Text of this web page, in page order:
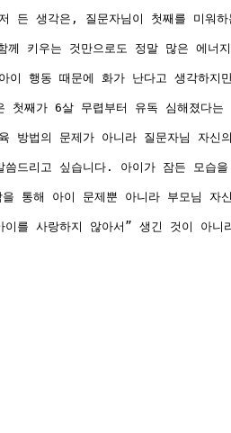
든 생각은, 질문자님이 첫째를 미워
께 키우는 것만으로도 정말 많은 에너
이 행동 때문에 화가 난다고 생각하
첫째가 6살 무렵부터 유독 심해졌다
방법의 문제가 아니라 질문자님 자
씀드리고 싶습니다. 아이가 잠든 모습
을 통해 아이 문제뿐 아니라 부모님
이를 사랑하지 않아서” 생긴 것이 아